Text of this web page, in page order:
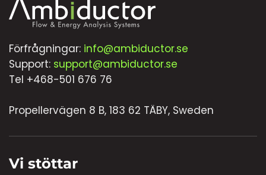
Förfrågningar: info@ambiductor.se
Support: support@ambiductor.se
Tel +468-501 676 76
Propellervägen 8 B, 183 62 TÄBY, Sweden
Vi stöttar